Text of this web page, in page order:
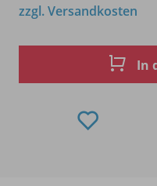
zzgl. Versandkosten
In